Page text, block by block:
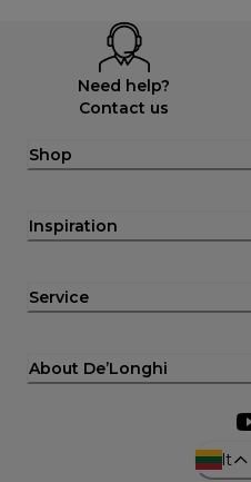
Need help?
Contact us
Shop
Inspiration
Service
About De’Longhi
lt